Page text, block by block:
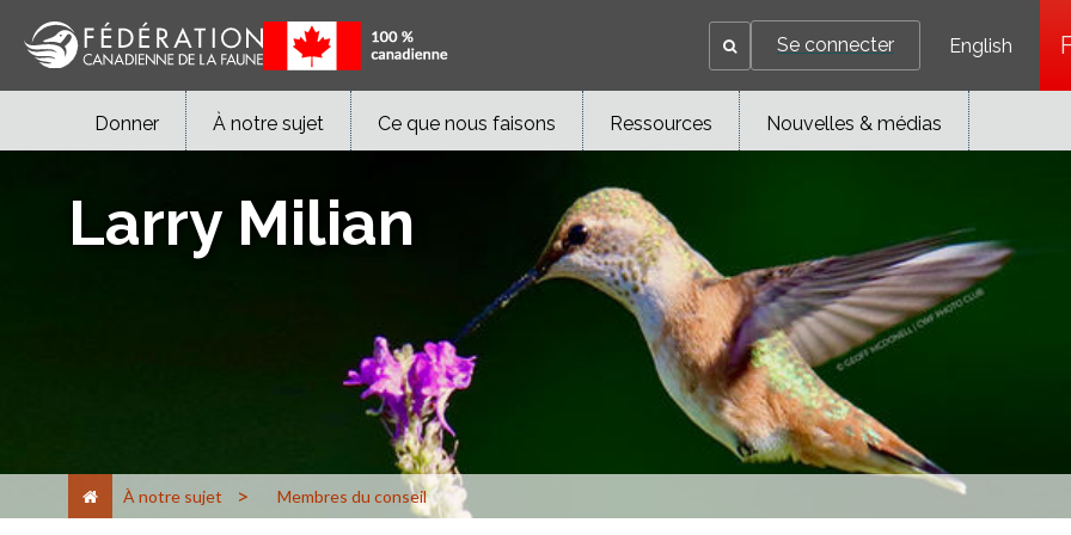
Se connecter English
Donner À notre sujet Ce que nous faisons Ressources Nouvelles & médias
Larry Milian
À notre sujet > Membres du conseil